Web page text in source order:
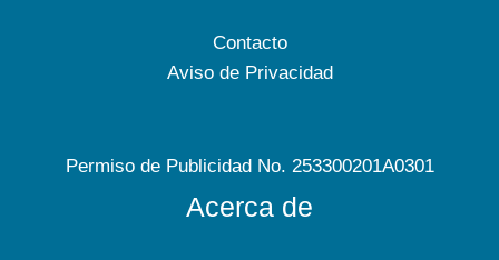
Contacto
Aviso de Privacidad
Permiso de Publicidad No. 253300201A0301
Acerca de